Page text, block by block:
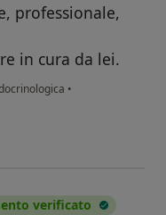
professionale,
in cura da lei.
•
verificato